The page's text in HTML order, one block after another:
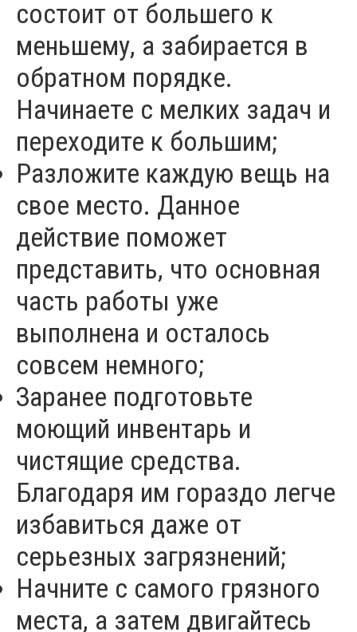
состоит от большего к
меньшему, а забирается в
обратном порядке.
Начинаете с мелких задач и
переходите к большим;
Разложите каждую вещь на
свое место. Данное
действие поможет
представить, что основная
часть работы уже
выполнена и осталось
совсем немного;
Заранее подготовьте
моющий инвентарь и
чистящие средства.
Благодаря им гораздо легче
избавиться даже от
серьезных загрязнений;
Начните с самого грязного
места, а затем двигайтесь